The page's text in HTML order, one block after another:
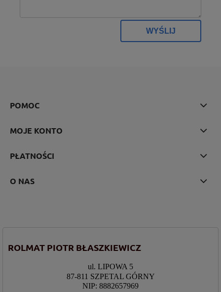
WYŚLIJ
POMOC
MOJE KONTO
PŁATNOŚCI
O NAS
ROLMAT PIOTR BŁASZKIEWICZ
ul. LIPOWA 5
87-811 SZPETAL GÓRNY
NIP: 8882657969